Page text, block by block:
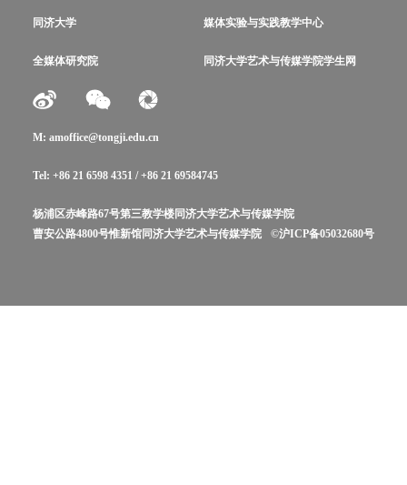
同济大学 媒体实验与实践教学中心
全媒体研究院 同济大学艺术与传媒学院学生网
M: amoffice@tongji.edu.cn
Tel: +86 21 6598 4351 / +86 21 69584745
杨浦区赤峰路67号第三教学楼同济大学艺术与传媒学院
曹安公路4800号惟新馆同济大学艺术与传媒学院
©沪ICP备05032680号